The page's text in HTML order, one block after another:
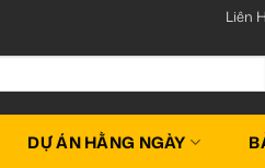
Liên
DỰ ÁN HẰNG NGÀY